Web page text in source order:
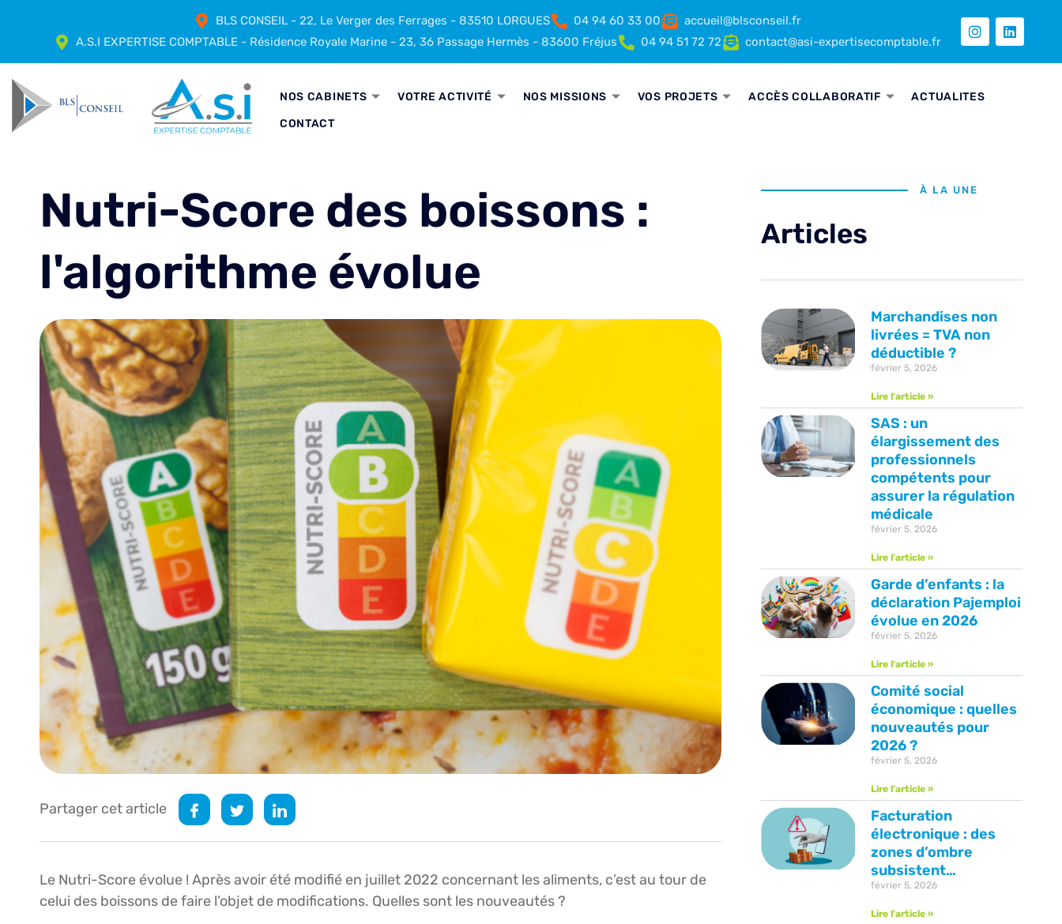
BLS CONSEIL - 22, Le Verger des Ferrages - 83510 LORGUES 04 94 60 33 00
accueil@blsconseil.fr
A.S.I EXPERTISE COMPTABLE - Résidence Royale Marine - 23, 36 Passage Hermès - 83600 Fréjus
04 94 51 72 72 contact@asi-expertisecomptable.fr
NOS CABINETS VOTRE ACTIVITÉ NOS MISSIONS VOS PROJETS ACCÈS COLLABORATIF
ACTUALITES
CONTACT
Nutri-Score des boissons :
l'algorithme évolue
Partager cet article
Le Nutri-Score évolue ! Après avoir été modifié en juillet 2022 concernant les aliments, c’est au tour de
celui des boissons de faire l’objet de modifications. Quelles sont les nouveautés ?
À LA UNE
Articles
Marchandises non
livrées = TVA non
déductible ?
février 5, 2026
Lire l'article »
SAS : un
élargissement des
professionnels
compétents pour
assurer la régulation
médicale
février 5, 2026
Lire l'article »
Garde d’enfants : la
déclaration Pajemploi
évolue en 2026
février 5, 2026
Lire l'article »
Comité social
économique : quelles
nouveautés pour
2026 ?
février 5, 2026
Lire l'article »
Facturation
électronique : des
zones d’ombre
subsistent…
février 5, 2026
Lire l'article »